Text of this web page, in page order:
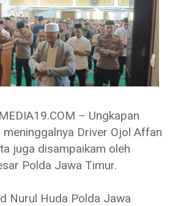
– Ungkapan
Driver Ojol Affan
juga disampaikam oleh
Polda Jawa Timur.
Nurul Huda Polda Jawa